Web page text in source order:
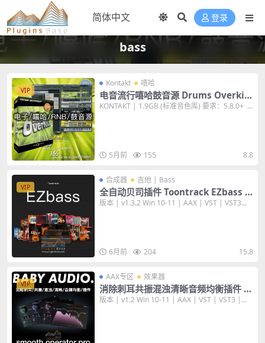
登录
bass
VIP
Kontakt 嘻哈
电音流行嘻哈鼓音源 Drums Overkill
Kontakt 音色库
KONTAKT | 1.9GB (标准音色库) 要求：5.8.0+ ...
5月前 155 8.8
VIP
合成器 吉他 | Bass
全自动贝司插件 Toontrack EZbass v
1.3.2 [WiN+MAC] 编曲音色音源 含全
版本 | v1.3.2 Win 10-11 | AAX | VST | VST3...
6月前 204 15.8
VIP
AAX专区 效果器
消除刺耳共振混浊清晰音频均衡插件 B
aby Audio Smooth Operator Pro v
版本 | v1.2 Win 10-11 | AAX | VST | VST3 |...